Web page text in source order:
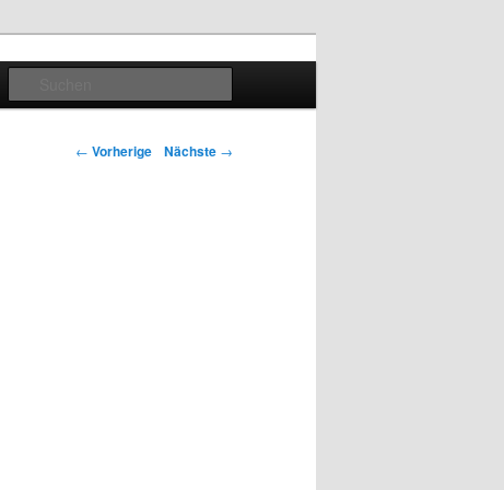
Artikelnavigation
← Vorherige Nächste →